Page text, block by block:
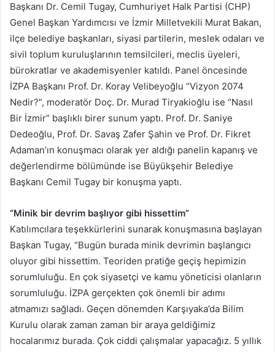
Başkanı Dr. Cemil Tugay, Cumhuriyet Halk Partisi (CHP)
Genel Başkan Yardımcısı ve İzmir Milletvekili Murat Bakan,
ilçe belediye başkanları, siyasi partilerin, meslek odaları ve
sivil toplum kuruluşlarının temsilcileri, meclis üyeleri,
bürokratlar ve akademisyenler katıldı. Panel öncesinde
İZPA Başkanı Prof. Dr. Koray Velibeyoğlu “Vizyon 2074
Nedir?”, moderatör Doç. Dr. Murad Tiryakioğlu ise “Nasıl
Bir İzmir” başlıklı birer sunum yaptı. Prof. Dr. Saniye
Dedeoğlu, Prof. Dr. Savaş Zafer Şahin ve Prof. Dr. Fikret
Adaman’ın konuşmacı olarak yer aldığı panelin kapanış ve
değerlendirme bölümünde ise Büyükşehir Belediye
Başkanı Cemil Tugay bir konuşma yaptı.
“Minik bir devrim başlıyor gibi hissettim”
Katılımcılara teşekkürlerini sunarak konuşmasına başlayan
Başkan Tugay, “Bugün burada minik devrimin başlangıcı
oluyor gibi hissettim. Teoriden pratiğe geçiş hepimizin
sorumluluğu. En çok siyasetçi ve kamu yöneticisi olanların
sorumluluğu. İZPA gerçekten çok önemli bir adımı
atmamızı sağladı. Geçen dönemden Karşıyaka’da Bilim
Kurulu olarak zaman zaman bir araya geldiğimiz
hocalarımız burada. Çok ciddi çalışmalar yapacağız. 5 yıllık